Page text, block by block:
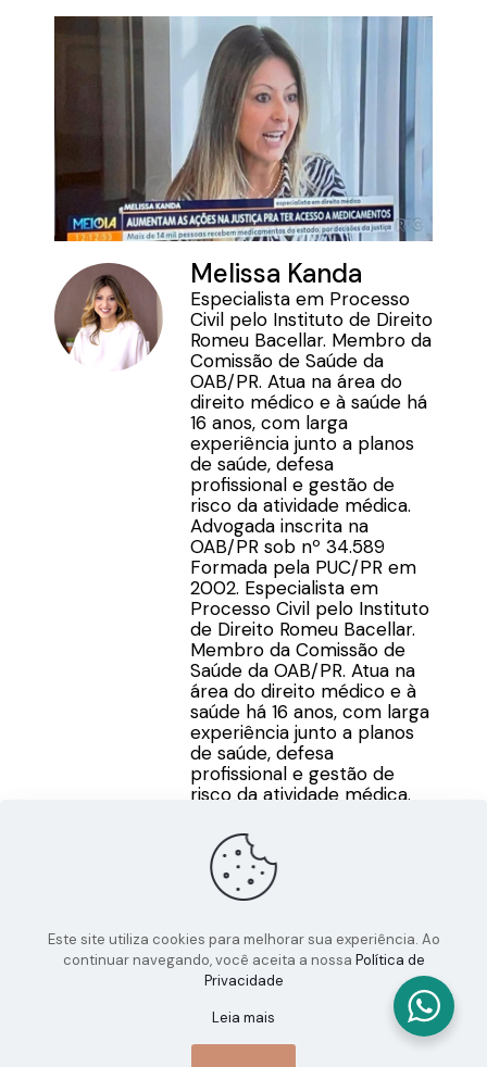
Melissa Kanda
Especialista em Processo
Civil pelo Instituto de Direito
Romeu Bacellar. Membro da
Comissão de Saúde da
OAB/PR. Atua na área do
direito médico e à saúde há
16 anos, com larga
experiência junto a planos
de saúde, defesa
profissional e gestão de
risco da atividade médica.
Advogada inscrita na
OAB/PR sob nº 34.589
Formada pela PUC/PR em
2002. Especialista em
Processo Civil pelo Instituto
de Direito Romeu Bacellar.
Membro da Comissão de
Saúde da OAB/PR. Atua na
área do direito médico e à
saúde há 16 anos, com larga
experiência junto a planos
de saúde, defesa
profissional e gestão de
risco da atividade médica.
Este site utiliza cookies para melhorar sua experiência. Ao
continuar navegando, você aceita a nossa Política de
Privacidade
Leia mais